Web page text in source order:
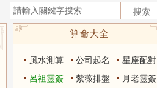
算命大全
風水測算 公司起名
星座配對
呂祖靈簽
紫薇排盤
月老靈簽